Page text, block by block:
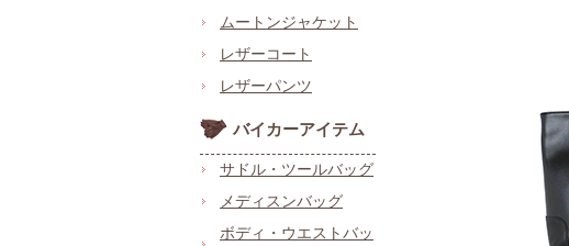
ムートンジャケット
レザーコート
レザーパンツ
バイカーアイテム
サドル・ツールバッグ
メディスンバッグ
ボディ・ウエストバッ